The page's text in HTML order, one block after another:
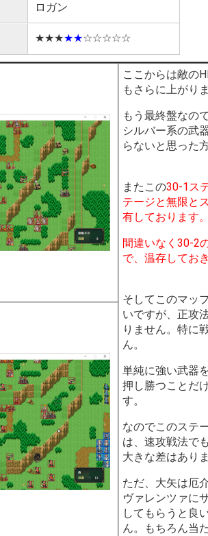
ロガン
★★★★★☆☆☆☆☆
ここからは敵の
もさらに上がり
もう最終盤なの
シルバー系の武
らないと思った
またこの30-1ス
テージと無限と
有しております
間違いなく30-2
で、温存してお
そしてこのマッ
いですが、正攻
りません。特に
ん。
単純に強い武器
押し勝つことだ
す。
なのでこのステ
は、速攻戦法で
大きな差はあり
ただ、大矢は厄
ヴァレンツァに
してもらうと良
ん。もちろん当